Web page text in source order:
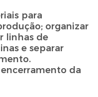
para
organizar
linhas de
e separar
da